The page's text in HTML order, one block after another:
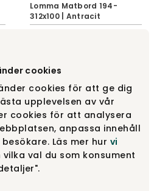
cookies
cookies för att ge dig
upplevelsen av vår
cookies för att analysera
anpassa innehåll
Läs mer hur vi
vilka val du som konsument
Lomma Matbord 194-
312x100 | Antracit